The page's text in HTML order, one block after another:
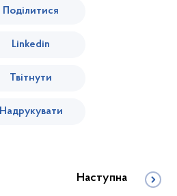
Поділитися
Linkedin
Твітнути
Надрукувати
Наступна